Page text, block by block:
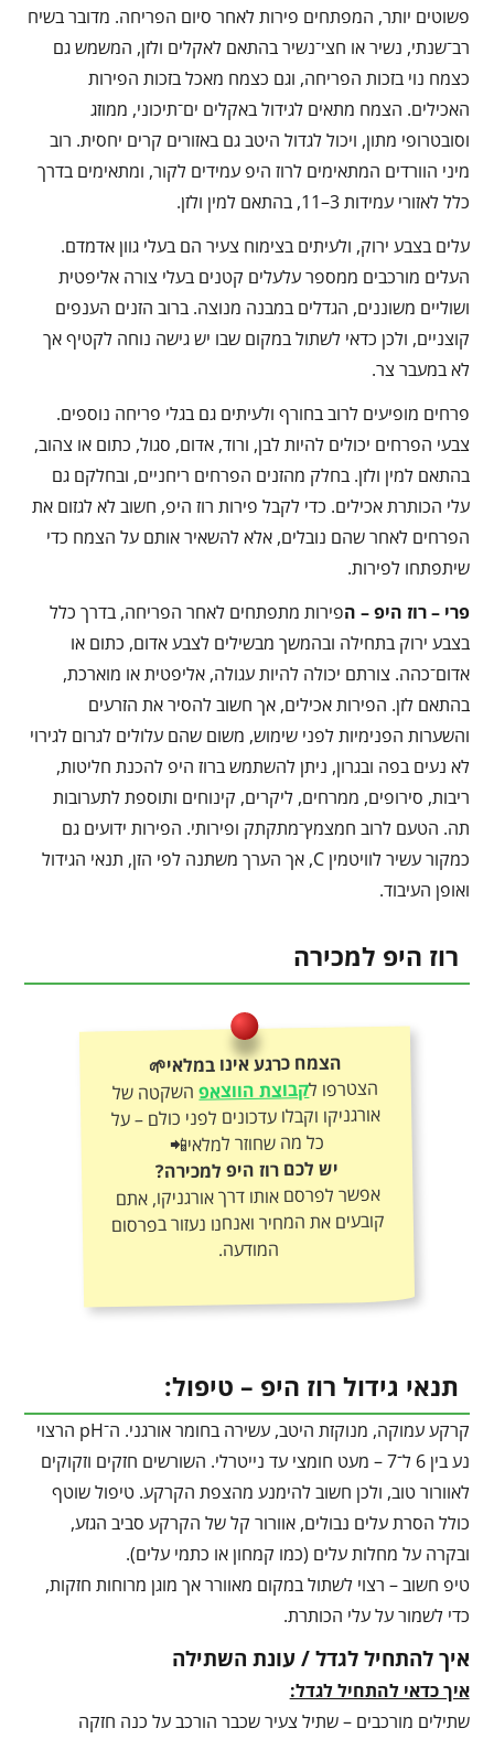
פשוטים יותר, המפתחים פירות לאחר סיום הפריחה. מדובר בשיח
רב־שנתי, נשיר או חצי־נשיר בהתאם לאקלים ולזן, המשמש גם
כצמח נוי בזכות הפריחה, וגם כצמח מאכל בזכות הפירות
האכילים. הצמח מתאים לגידול באקלים ים־תיכוני, ממוזג
וסובטרופי מתון, ויכול לגדול היטב גם באזורים קרים יחסית. רוב
מיני הוורדים המתאימים לרוז היפ עמידים לקור, ומתאימים בדרך
כלל לאזורי עמידות 3–11, בהתאם למין ולזן.
עלים בצבע ירוק, ולעיתים בצימוח צעיר הם בעלי גוון אדמדם.
העלים מורכבים ממספר עלעלים קטנים בעלי צורה אליפטית
ושוליים משוננים, הגדלים במבנה מנוצה. ברוב הזנים הענפים
קוצניים, ולכן כדאי לשתול במקום שבו יש גישה נוחה לקטיף אך
לא במעבר צר.
פרחים מופיעים לרוב בחורף ולעיתים גם בגלי פריחה נוספים.
צבעי הפרחים יכולים להיות לבן, ורוד, אדום, סגול, כתום או צהוב,
בהתאם למין ולזן. בחלק מהזנים הפרחים ריחניים, ובחלקם גם
עלי הכותרת אכילים. כדי לקבל פירות רוז היפ, חשוב לא לגזום את
הפרחים לאחר שהם נובלים, אלא להשאיר אותם על הצמח כדי
שיתפתחו לפירות.
פרי – רוז היפ – הפירות מתפתחים לאחר הפריחה, בדרך כלל
בצבע ירוק בתחילה ובהמשך מבשילים לצבע אדום, כתום או
אדום־כהה. צורתם יכולה להיות עגולה, אליפטית או מוארכת,
בהתאם לזן. הפירות אכילים, אך חשוב להסיר את הזרעים
והשערות הפנימיות לפני שימוש, משום שהם עלולים לגרום לגירוי
לא נעים בפה ובגרון, ניתן להשתמש ברוז היפ להכנת חליטות,
ריבות, סירופים, ממרחים, ליקרים, קינוחים ותוספת לתערובות
תה. הטעם לרוב חמצמץ־מתקתק ופירותי. הפירות ידועים גם
כמקור עשיר לוויטמין C, אך הערך משתנה לפי הזן, תנאי הגידול
ואופן העיבוד.
רוז היפ למכירה
הצמח כרגע אינו במלאי🌱
הצטרפו לקבוצת הווצאפהשקטה של
אורגניקו וקבלו עדכונים לפני כולם – על
כל מה שחוזר למלאי📲
יש לכם רוז היפ למכירה?
אפשר לפרסם אותו דרך אורגניקו, אתם
קובעים את המחיר ואנחנו נעזור בפרסום
המודעה.
תנאי גידול רוז היפ – טיפול:
קרקע עמוקה, מנוקזת היטב, עשירה בחומר אורגני. ה־pH הרצוי
נע בין 6 ל־7 – מעט חומצי עד נייטרלי. השורשים חזקים וזקוקים
לאוורור טוב, ולכן חשוב להימנע מהצפת הקרקע. טיפול שוטף
כולל הסרת עלים נבולים, אוורור קל של הקרקע סביב הגזע,
ובקרה על מחלות עלים (כמו קמחון או כתמי עלים).
טיפ חשוב – רצוי לשתול במקום מאוורר אך מוגן מרוחות חזקות,
כדי לשמור על עלי הכותרת.
איך להתחיל לגדל / עונת השתילה
איך כדאי להתחיל לגדל:
שתילים מורכבים – שתיל צעיר שכבר הורכב על כנה חזקה